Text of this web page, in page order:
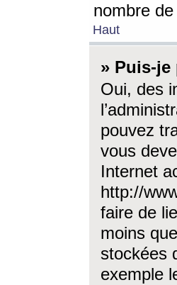
nombre
Haut
» Puis-je
Oui, des
pouvez
vous
Internet
http://
faire de
moins
stockées
exemple